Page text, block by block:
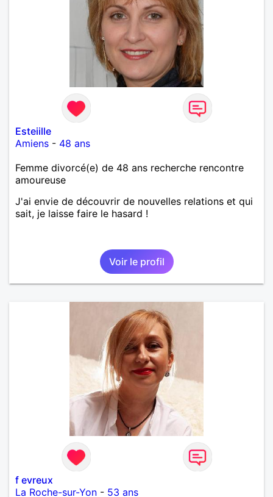
Esteiille
Amiens - 48 ans
Femme divorcé(e) de 48 ans recherche rencontre
amoureuse
J'ai envie de découvrir de nouvelles relations et qui
sait, je laisse faire le hasard !
Voir le profil
f evreux
La Roche-sur-Yon - 53 ans